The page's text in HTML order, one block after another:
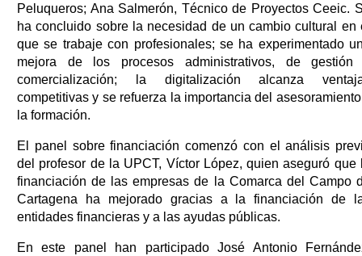
Peluqueros; Ana Salmerón, Técnico de Proyectos Ceeic.
ha concluido sobre la necesidad de un cambio cultural en
que se trabaje con profesionales; se ha experimentado
mejora de los procesos administrativos, de gestión
comercialización; la digitalización alcanza
competitivas y se refuerza la importancia del
la formación.
El panel sobre financiación comenzó con el análisis
del profesor de la UPCT, Víctor López, quien aseguró que
financiación de las empresas de la Comarca del Campo
Cartagena ha mejorado gracias a la financiación de
entidades financieras y a las ayudas públicas.
En este panel han participado José Antonio